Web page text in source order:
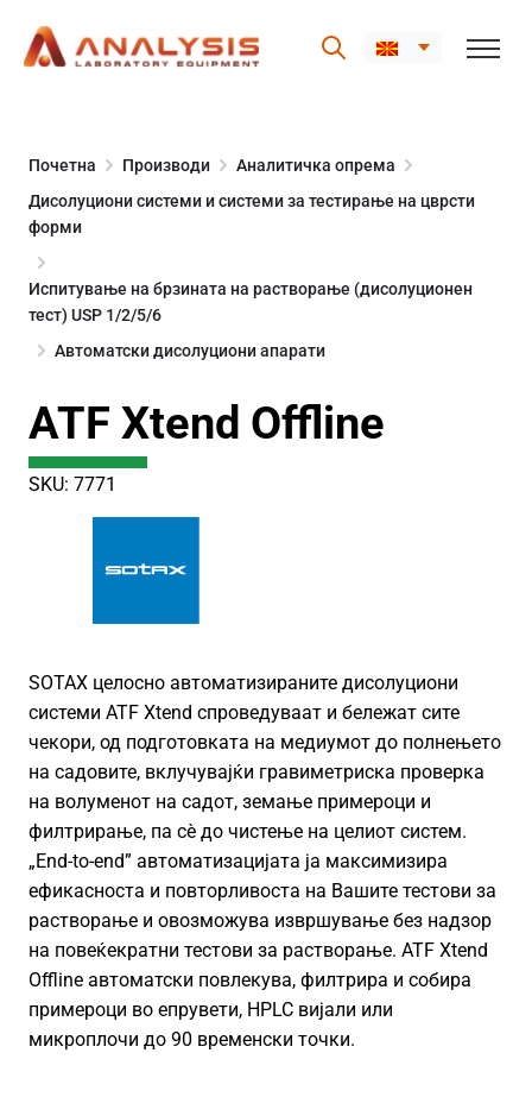
content
Почетна Производи
Аналитичка опрема
Дисолуциони системи и системи за тестирање на цврсти
форми
Испитување на брзината на растворање (дисолуционен
тест) USP 1/2/5/6
Автоматски дисолуциони апарати
ATF Xtend Offline
SKU: 7771
SOTAX целосно автоматизираните дисолуциони
системи ATF Xtend спроведуваат и бележат сите
чекори, од подготовката на медиумот до полнењето
на садовите, вклучувајќи гравиметриска проверка
на волуменот на садот, земање примероци и
филтрирање, па сè до чистење на целиот систем.
„End-to-end” автоматизацијата ја максимизира
ефикасноста и повторливоста на Вашите тестови за
растворање и овозможува извршување без надзор
на повеќекратни тестови за растворање. ATF Xtend
Offline автоматски повлекува, филтрира и собира
примероци во епрувети, HPLC вијали или
микроплочи до 90 временски точки.